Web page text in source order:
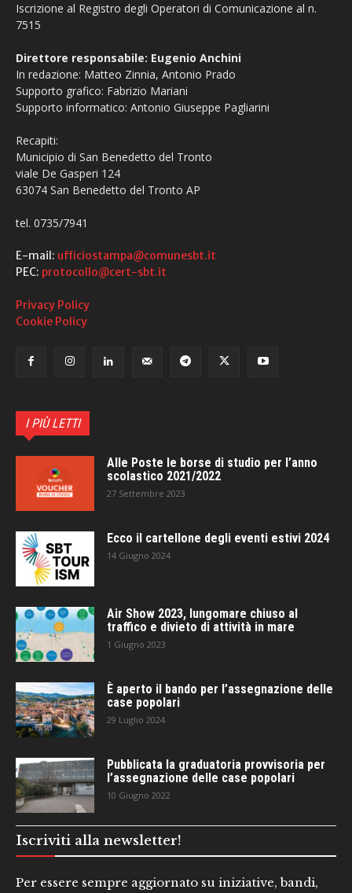
Iscrizione al Registro degli Operatori di Comunicazione al n.
7515
Direttore responsabile: Eugenio Anchini
In redazione: Matteo Zinnia, Antonio Prado
Supporto grafico: Fabrizio Mariani
Supporto informatico: Antonio Giuseppe Pagliarini
Recapiti:
Municipio di San Benedetto del Tronto
viale De Gasperi 124
63074 San Benedetto del Tronto AP
tel. 0735/7941
E-mail: ufficiostampa@comunesbt.it
PEC: protocollo@cert-sbt.it
Privacy Policy
Cookie Policy
I PIÙ LETTI
Alle Poste le borse di studio per l’anno
scolastico 2021/2022
27 Settembre 2023
Ecco il cartellone degli eventi estivi 2024
14 Giugno 2024
Air Show 2023, lungomare chiuso al
traffico e divieto di attività in mare
1 Giugno 2023
È aperto il bando per l’assegnazione delle
case popolari
29 Luglio 2024
Pubblicata la graduatoria provvisoria per
l’assegnazione delle case popolari
10 Giugno 2022
Iscriviti alla newsletter!
Per essere sempre aggiornato su iniziative, bandi,